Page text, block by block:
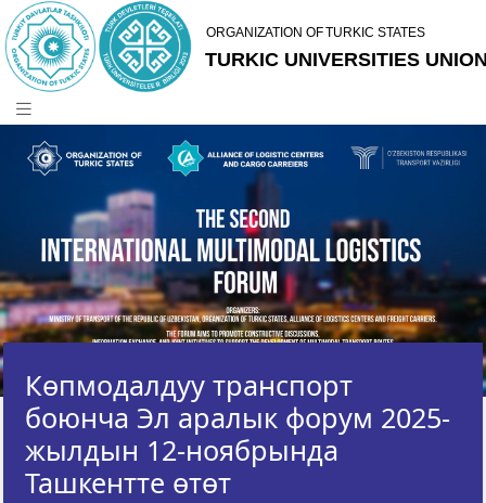
Көпмодалдуу транспорт
боюнча Эл аралык форум 2025-
жылдын 12-ноябрында
Ташкентте өтөт